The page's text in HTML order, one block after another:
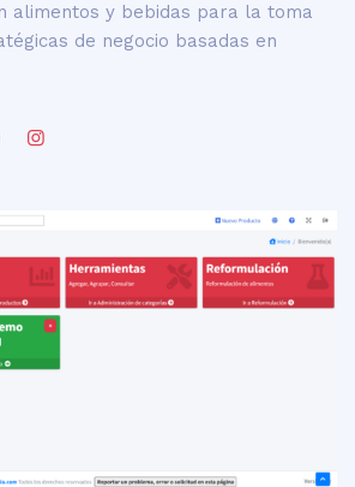
alimentos y bebidas para la toma
de negocio basadas en